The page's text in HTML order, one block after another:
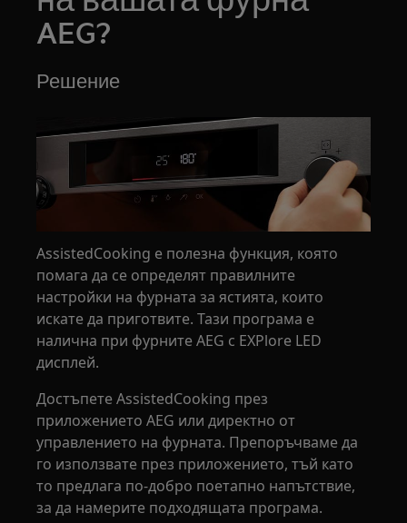
AEG?
Решение
AssistedCooking е полезна функция, която
помага да се определят правилните
настройки на фурната за ястията, които
искате да приготвите. Тази програма е
налична при фурните AEG с EXPlore LED
дисплей.
Достъпете AssistedCooking през
приложението AEG или директно от
управлението на фурната. Препоръчваме да
го използвате през приложението, тъй като
то предлага по-добро поетапно напътствие,
за да намерите подходящата програма.